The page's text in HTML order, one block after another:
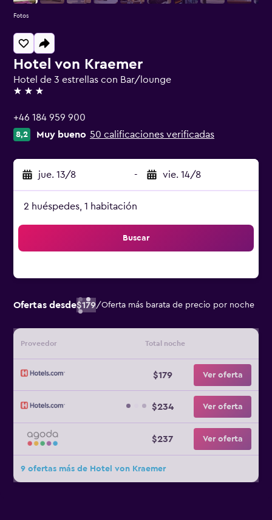
Hotel von Kraemer
Hotel de 3 estrellas con Bar/lounge
3 estrellas
+46 184 959 900
8,2 Muy bueno 50 calificaciones verificadas
jue. 13/8 - vie. 14/8
2 huéspedes, 1 habitación
Buscar
Ofertas desde$179/Oferta más barata de precio por noche
Proveedor Total noche
$179 Ver oferta
$234 Ver oferta
$237 Ver oferta
9 ofertas más de Hotel von Kraemer
Fotos